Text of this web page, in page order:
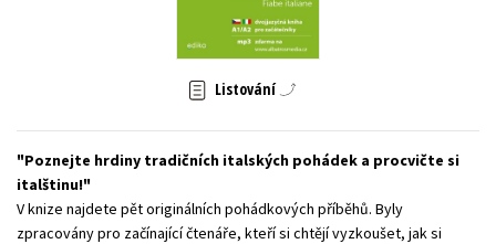
Zahraniční literatura
Všechny tituly
Listování
Poznejte hrdiny tradičních italských pohádek a procvičte si
italštinu!
V knize najdete pět originálních pohádkových příběhů. Byly
zpracovány pro začínající čtenáře, kteří si chtějí vyzkoušet, jak si